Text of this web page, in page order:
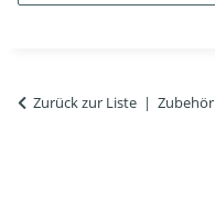
Zurück zur Liste Zubehör